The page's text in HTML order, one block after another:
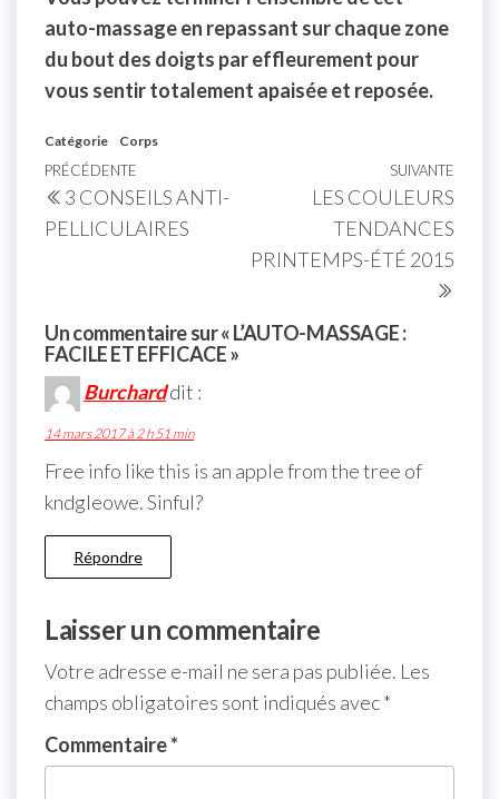
auto-massage en repassant sur chaque zone
du bout des doigts par effleurement pour
vous sentir totalement apaisée et reposée.
Catégorie Corps
PRÉCÉDENTE
3 CONSEILS ANTI-
PELLICULAIRES
SUIVANTE
LES COULEURS
TENDANCES
PRINTEMPS-ÉTÉ 2015
Un commentaire sur « L’AUTO-MASSAGE :
FACILE ET EFFICACE »
Burcharddit :
14 mars 2017 à 2 h 51 min
Free info like this is an apple from the tree of
kndgleowe. Sinful?
Répondre
Laisser un commentaire
Votre adresse e-mail ne sera pas publiée. Les
champs obligatoires sont indiqués avec*
Commentaire*